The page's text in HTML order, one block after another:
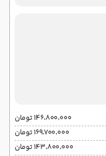
۱۴۶٬۸۰۰٬۰۰۰ تومان
۱۶۹٬۷۰۰٬۰۰۰ تومان
۱۴۳٬۸۰۰٬۰۰۰ تومان